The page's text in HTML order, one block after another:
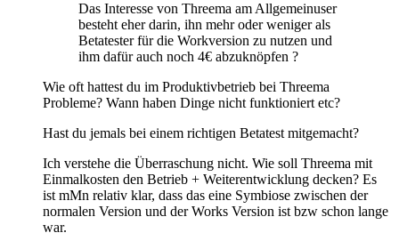
Das Interesse von Threema am Allgemeinuser
besteht eher darin, ihn mehr oder weniger als
Betatester für die Workversion zu nutzen und
ihm dafür auch noch 4€ abzuknöpfen ?
Wie oft hattest du im Produktivbetrieb bei Threema
Probleme? Wann haben Dinge nicht funktioniert etc?
Hast du jemals bei einem richtigen Betatest mitgemacht?
Ich verstehe die Überraschung nicht. Wie soll Threema mit
Einmalkosten den Betrieb + Weiterentwicklung decken? Es
ist mMn relativ klar, dass das eine Symbiose zwischen der
normalen Version und der Works Version ist bzw schon lange
war.